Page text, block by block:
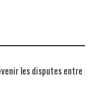
les disputes entre